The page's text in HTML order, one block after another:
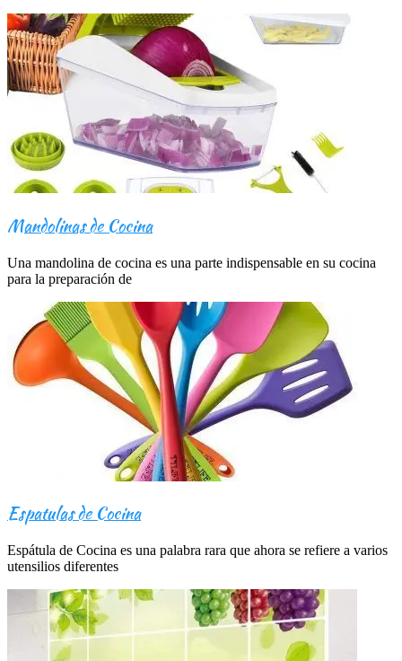
Mandolinas de Cocina
Una mandolina de cocina es una parte indispensable en su cocina
para la preparación de
Espatulas de Cocina
Espátula de Cocina es una palabra rara que ahora se refiere a varios
utensilios diferentes